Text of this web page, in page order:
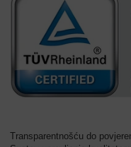
Transparentnošću do